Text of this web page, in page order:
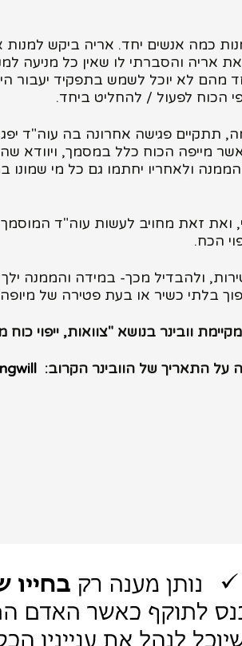
אריה והסברתי לו שאין כל מניעה
לא יוכל לשמש בתפקיד יעבור
הכוח לפעול / להחליט ביחד.
תתקיים פגישה אחרונה בה עוה"ד
מייפה הכוח כלל במסמך, ויוודא
ולאחריו יחתמו גם כל מי שמונו
זאת מחויב לעשות עוה"ד המוסמך
הכח.
ולהבדיל מכך- במידה והממנה
בלתי כשיר או בעת פטירה של מיופה
וובינר בנושא "צוואות, ייפוי
על התאריך של הוובינר הקרוב: